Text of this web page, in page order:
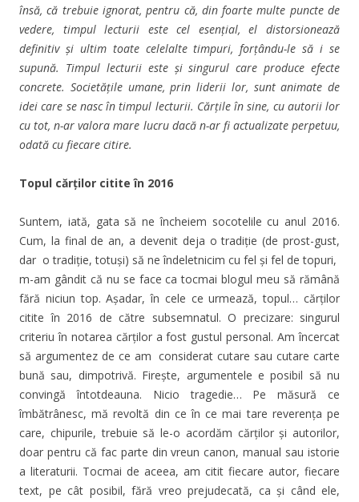
însă, că trebuie ignorat, pentru că, din foarte multe puncte de
vedere, timpul lecturii este cel esențial, el distorsionează
definitiv și ultim toate celelalte timpuri, forțându-le să i se
supună. Timpul lecturii este și singurul care produce efecte
concrete. Societățile umane, prin liderii lor, sunt animate de
idei care se nasc în timpul lecturii. Cărțile în sine, cu autorii lor
cu tot, n-ar valora mare lucru dacă n-ar fi actualizate perpetuu,
odată cu fiecare citire.
Topul cărților citite în 2016
Suntem, iată, gata să ne încheiem socotelile cu anul 2016.
Cum, la final de an, a devenit deja o tradiție (de prost-gust,
dar o tradiție, totuși) să ne îndeletnicim cu fel și fel de topuri,
m-am gândit că nu se face ca tocmai blogul meu să rămână
fără niciun top. Așadar, în cele ce urmează, topul… cărților
citite în 2016 de către subsemnatul. O precizare: singurul
criteriu în notarea cărților a fost gustul personal. Am încercat
să argumentez de ce am considerat cutare sau cutare carte
bună sau, dimpotrivă. Firește, argumentele e posibil să nu
convingă întotdeauna. Nicio tragedie… Pe măsură ce
îmbătrânesc, mă revoltă din ce în ce mai tare reverența pe
care, chipurile, trebuie să le-o acordăm cărților și autorilor,
doar pentru că fac parte din vreun canon, manual sau istorie
a literaturii. Tocmai de aceea, am citit fiecare autor, fiecare
text, pe cât posibil, fără vreo prejudecată, ca și când ele,